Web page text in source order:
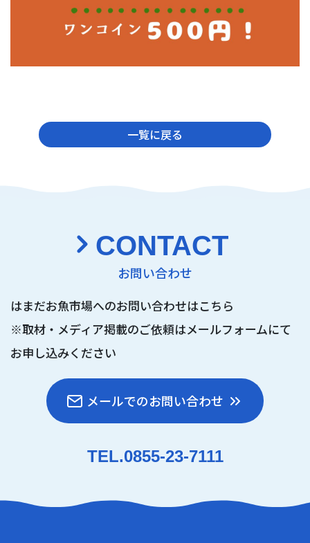
一覧に戻る
CONTACT
お問い合わせ
はまだお魚市場へのお問い合わせはこちら
※取材・メディア掲載のご依頼はメールフォームにて
お申し込みください
メールでのお問い合わせ
TEL.0855-23-7111